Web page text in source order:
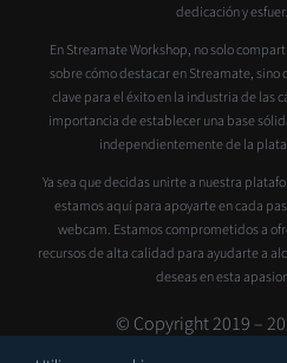
dedicación y
En Streamate Workshop, no solo
sobre cómo destacar en Streamate,
clave para el éxito en la industria de las
importancia de establecer una base
independientemente de la
Ya sea que decidas unirte a nuestra
estamos aquí para apoyarte en cada
webcam. Estamos comprometidos a
recursos de alta calidad para ayudarte a
deseas en esta
© Copyright 2019 –
privacidad